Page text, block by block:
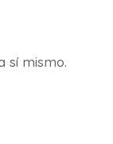
sí mismo.